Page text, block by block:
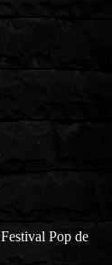
Pop de